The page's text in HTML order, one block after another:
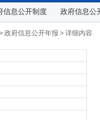
信息公开制度 政府信息公
政府信息公开年报 >详细内容